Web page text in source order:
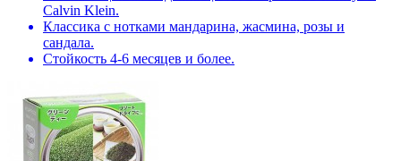
Calvin Klein.
Классика с нотками мандарина, жасмина, розы и
сандала.
Стойкость 4-6 месяцев и более.